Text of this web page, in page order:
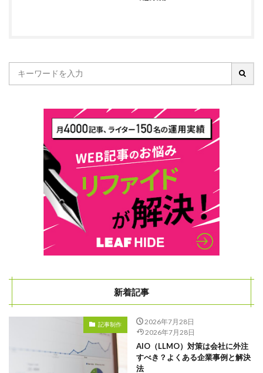
新着記事
記事制作
2026年7月28日
2026年7月28日
AIO（LLMO）対策は会社に外注
すべき？よくある企業事例と解決
法